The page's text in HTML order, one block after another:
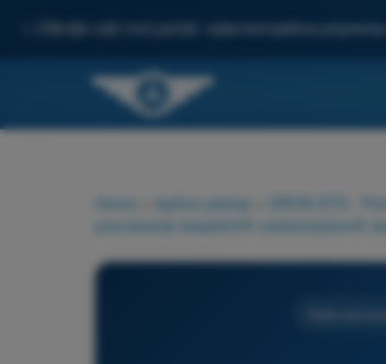
Otkrijte naš novi portal: vaša kompletna
Home Ispitna pitanja DRON STS -
poznavanje bespilotnih vazduhoplovnih